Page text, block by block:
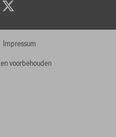
voorbehouden
Impressum